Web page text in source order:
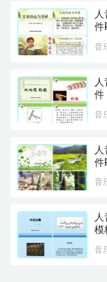
人
件
音
人
件
音
件
音
人
模
音